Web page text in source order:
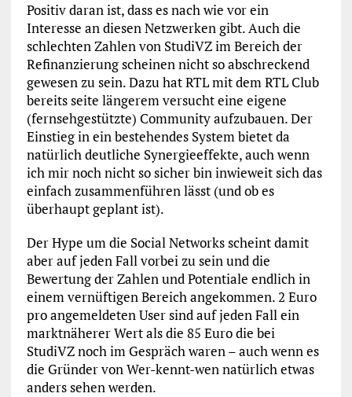
Positiv daran ist, dass es nach wie vor ein
Interesse an diesen Netzwerken gibt. Auch die
schlechten Zahlen von StudiVZ im Bereich der
Refinanzierung scheinen nicht so abschreckend
gewesen zu sein. Dazu hat RTL mit dem RTL Club
bereits seite längerem versucht eine eigene
(fernsehgestützte) Community aufzubauen. Der
Einstieg in ein bestehendes System bietet da
natürlich deutliche Synergieeffekte, auch wenn
ich mir noch nicht so sicher bin inwieweit sich das
einfach zusammenführen lässt (und ob es
überhaupt geplant ist).
Der Hype um die Social Networks scheint damit
aber auf jeden Fall vorbei zu sein und die
Bewertung der Zahlen und Potentiale endlich in
einem vernüftigen Bereich angekommen. 2 Euro
pro angemeldeten User sind auf jeden Fall ein
marktnäherer Wert als die 85 Euro die bei
StudiVZ noch im Gespräch waren – auch wenn es
die Gründer von Wer-kennt-wen natürlich etwas
anders sehen werden.